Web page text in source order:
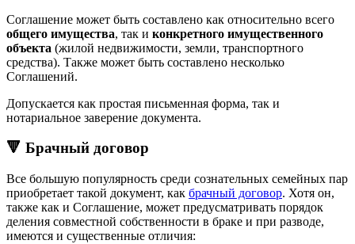
Соглашение может быть составлено как относительно всего
общего имущества, так и конкретного имущественного
объекта (жилой недвижимости, земли, транспортного
средства). Также может быть составлено несколько
Соглашений.
Допускается как простая письменная форма, так и
нотариальное заверение документа.
🔻 Брачный договор
Все большую популярность среди сознательных семейных пар
приобретает такой документ, как брачный договор. Хотя он,
также как и Соглашение, может предусматривать порядок
деления совместной собственности в браке и при разводе,
имеются и существенные отличия: